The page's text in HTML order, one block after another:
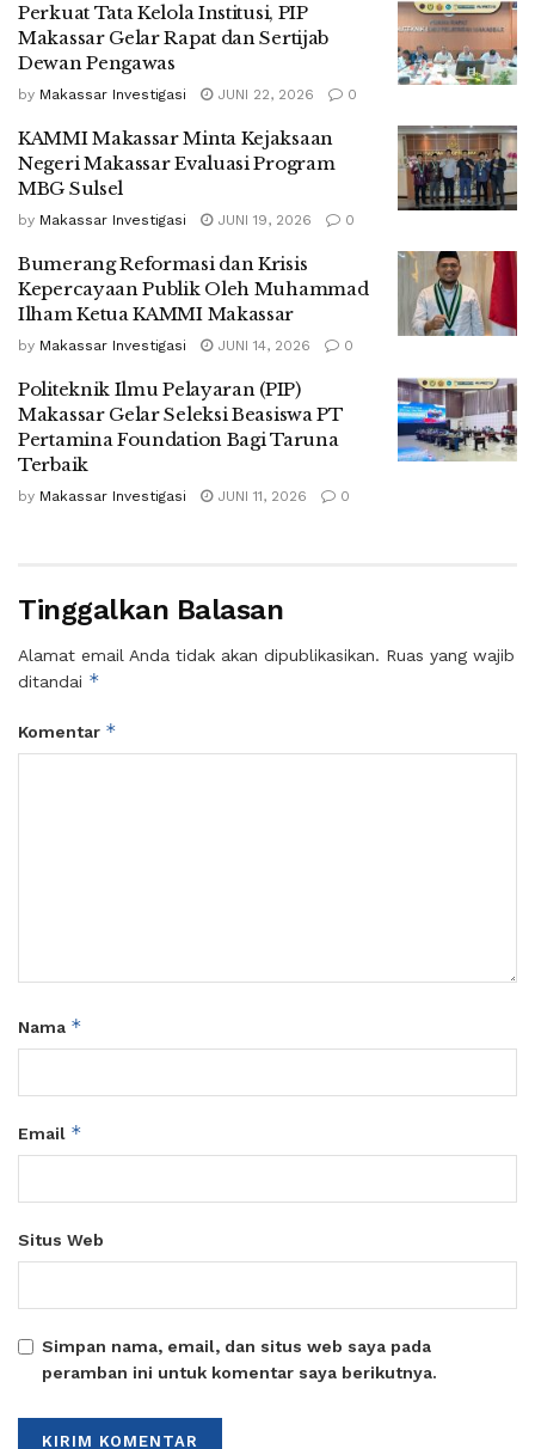
Perkuat Tata Kelola Institusi, PIP
Makassar Gelar Rapat dan Sertijab
Dewan Pengawas
by Makassar Investigasi JUNI 22, 2026 0
KAMMI Makassar Minta Kejaksaan
Negeri Makassar Evaluasi Program
MBG Sulsel
by Makassar Investigasi JUNI 19, 2026 0
Bumerang Reformasi dan Krisis
Kepercayaan Publik Oleh Muhammad
Ilham Ketua KAMMI Makassar
by Makassar Investigasi JUNI 14, 2026 0
Politeknik Ilmu Pelayaran (PIP)
Makassar Gelar Seleksi Beasiswa PT
Pertamina Foundation Bagi Taruna
Terbaik
by Makassar Investigasi JUNI 11, 2026 0
Tinggalkan Balasan
Alamat email Anda tidak akan dipublikasikan. Ruas yang wajib
ditandai *
Komentar *
Nama *
Email *
Situs Web
Simpan nama, email, dan situs web saya pada
peramban ini untuk komentar saya berikutnya.